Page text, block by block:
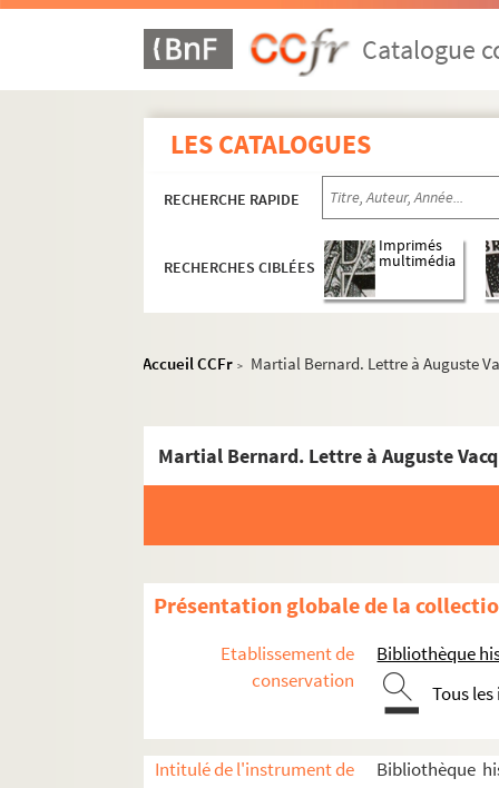
Catalogue
LES CATALOGUES
RECHERCHE RAPIDE
RECHERCHES CIBLÉES
Imprimés
multimédia
Accueil CCFr > Martial Bernard. Lettre à Auguste
Martial Bernard. Lettre à Auguste
Présentation globale de la
Etablissement de
conservation
Bibliothèque
Tous
Intitulé de l'instrument de
Bibliothèque
4-MS-4098. B
Théodore de Banville. Lettres à
Agénor Bardoux. Lettres à Auguste
Blanche Baretta. Lettres à Auguste
Théodore Barrière. Lettre à Auguste